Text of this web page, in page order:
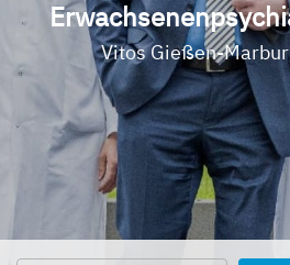
Vitos Gießen-